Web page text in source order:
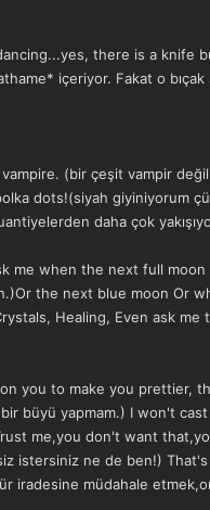
there is a knife
içeriyor. Fakat o
(bir çeşit vampir
dots!(siyah giyiniyorum
daha çok
when the next full
the next blue moon Or
Healing, Even ask
you to make you prettier,
bir büyü yapmam.) I won't
me,you don't want
istersiniz ne de ben!)
iradesine müdahale